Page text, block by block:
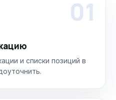
01
и списки позиций в